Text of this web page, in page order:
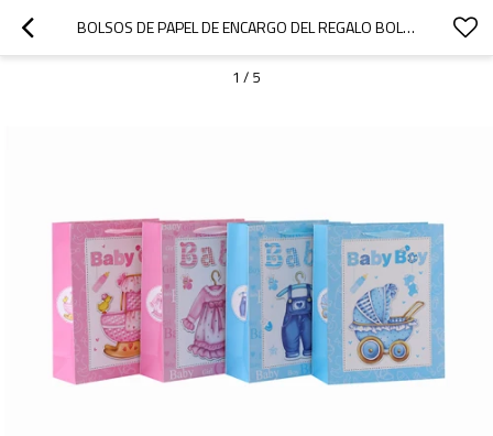
BOLSOS DE PAPEL DE ENCARGO DEL REGALO BOLSAS DE CARTÓN BOLSOS DE LUJO AL POR MAYOR BOLSO PARA EL BEBÉ CON 4 DISEÑOS SURTIDOS EN EMBALAJE DE LA LLAVE
1 / 5